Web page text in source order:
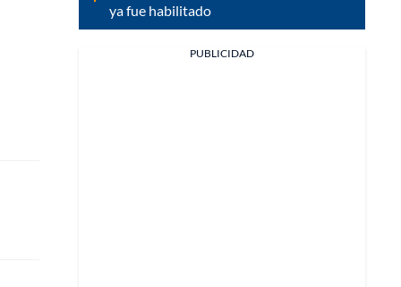
ya fue habilitado
PUBLICIDAD